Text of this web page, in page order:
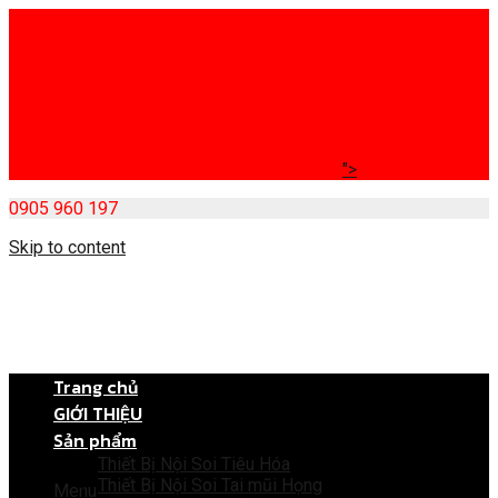
">
0905 960 197
Skip to content
Menu
Trang chủ
GIỚI THIỆU
Sản phẩm
Thiết Bị Nội Soi Tiêu Hóa
Thiết Bị Nội Soi Tai mũi Họng